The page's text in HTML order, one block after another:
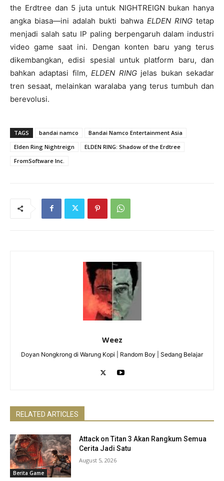
the Erdtree dan 5 juta untuk NIGHTREIGN bukan hanya
angka biasa—ini adalah bukti bahwa ELDEN RINGtetap
menjadi salah satu IP paling berpengaruh dalam industri
video game saat ini. Dengan konten baru yang terus
dikembangkan, edisi spesial untuk platform baru, dan
bahkan adaptasi film,ELDEN RINGjelas bukan sekadar
tren sesaat, melainkan waralaba yang terus tumbuh dan
berevolusi.
TAGS bandai namco
Bandai Namco Entertainment Asia
Elden Ring Nightreign
ELDEN RING: Shadow of the Erdtree
FromSoftware Inc.
Weez
Doyan Nongkrong di Warung Kopi | Random Boy | Sedang Belajar
RELATED ARTICLES
Berita Game
Attack on Titan 3 Akan Rangkum Semua
Cerita Jadi Satu
August 5, 2026